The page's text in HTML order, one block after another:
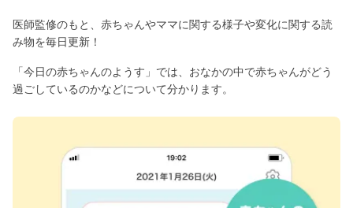
医師監修のもと、赤ちゃんやママに関する様子や変化に関する読
み物を毎日更新！
「今日の赤ちゃんのようす」では、おなかの中で赤ちゃんがどう
過ごしているのかなどについて分かります。